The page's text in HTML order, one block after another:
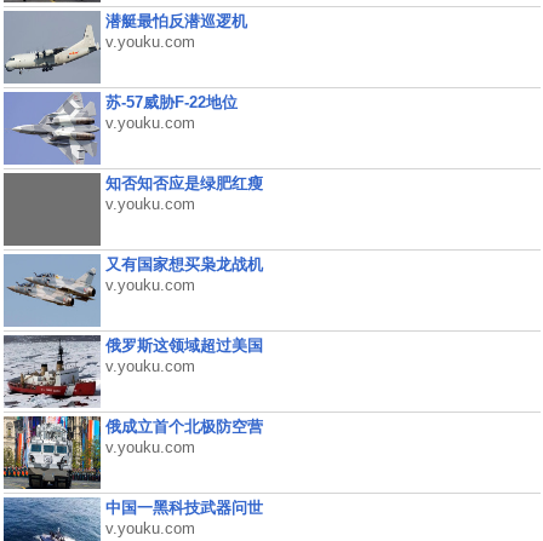
潜艇最怕反潜巡逻机
v.youku.com
苏-57威胁F-22地位
v.youku.com
知否知否应是绿肥红瘦
v.youku.com
又有国家想买枭龙战机
v.youku.com
俄罗斯这领域超过美国
v.youku.com
俄成立首个北极防空营
v.youku.com
中国一黑科技武器问世
v.youku.com